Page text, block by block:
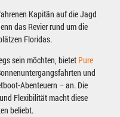
Kapitän auf die Jagd
das Revier rund um die
Floridas.
sein möchten, bietet Pure
und
Abenteuern – an. Die
Flexibilität macht diese
beliebt.